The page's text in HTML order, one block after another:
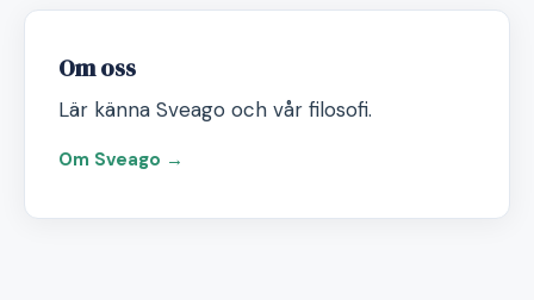
Om oss
Lär känna Sveago och vår filosofi.
Om Sveago →